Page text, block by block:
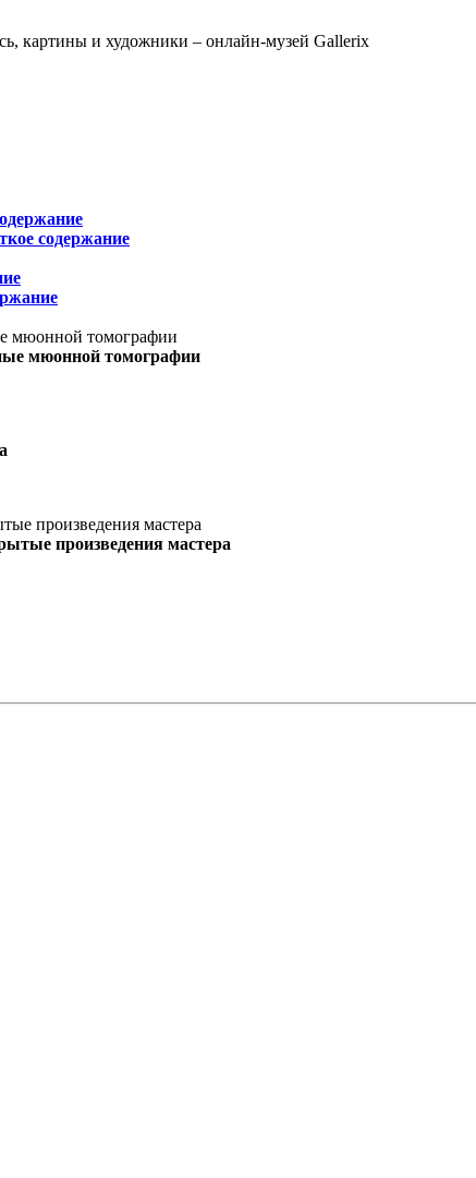
содержание
мюонной томографии
произведения мастера